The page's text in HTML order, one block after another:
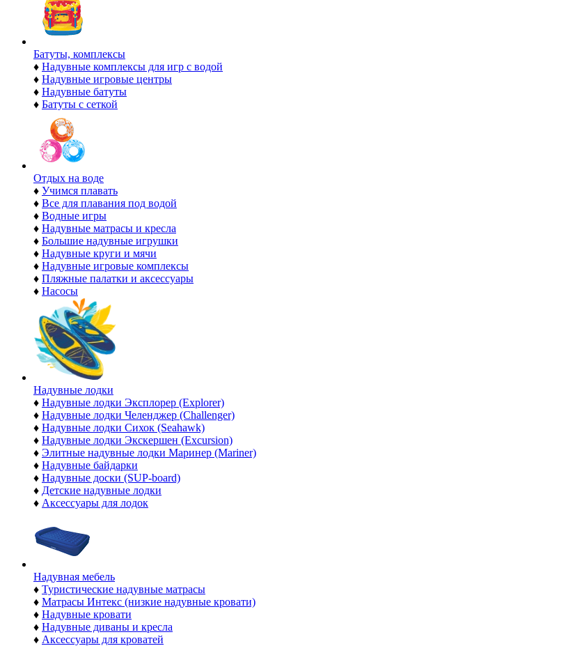
Батуты, комплексы
♦ Надувные комплексы для игр с водой
♦ Надувные игровые центры
♦ Надувные батуты
♦ Батуты с сеткой
Отдых на воде
♦ Учимся плавать
♦ Все для плавания под водой
♦ Водные игры
♦ Надувные матрасы и кресла
♦ Большие надувные игрушки
♦ Надувные круги и мячи
♦ Надувные игровые комплексы
♦ Пляжные палатки и аксессуары
♦ Насосы
Надувные лодки
♦ Надувные лодки Эксплорер (Explorer)
♦ Надувные лодки Челенджер (Challenger)
♦ Надувные лодки Сихок (Seahawk)
♦ Надувные лодки Экскершен (Excursion)
♦ Элитные надувные лодки Маринер (Mariner)
♦ Надувные байдарки
♦ Надувные доски (SUP-board)
♦ Детские надувные лодки
♦ Аксессуары для лодок
Надувная мебель
♦ Туристические надувные матрасы
♦ Матрасы Интекс (низкие надувные кровати)
♦ Надувные кровати
♦ Надувные диваны и кресла
♦ Аксессуары для кроватей